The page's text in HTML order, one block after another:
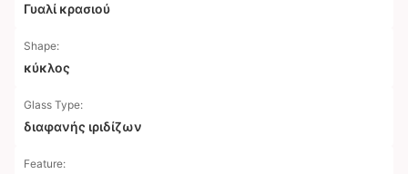
Γυαλί κρασιού
Shape:
κύκλος
Glass Type:
διαφανής ιριδίζων
Feature: